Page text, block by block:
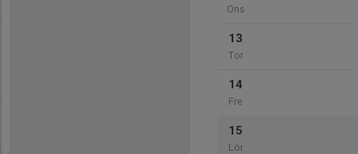
Ons
13
Tor
14
Fre
15
Lör